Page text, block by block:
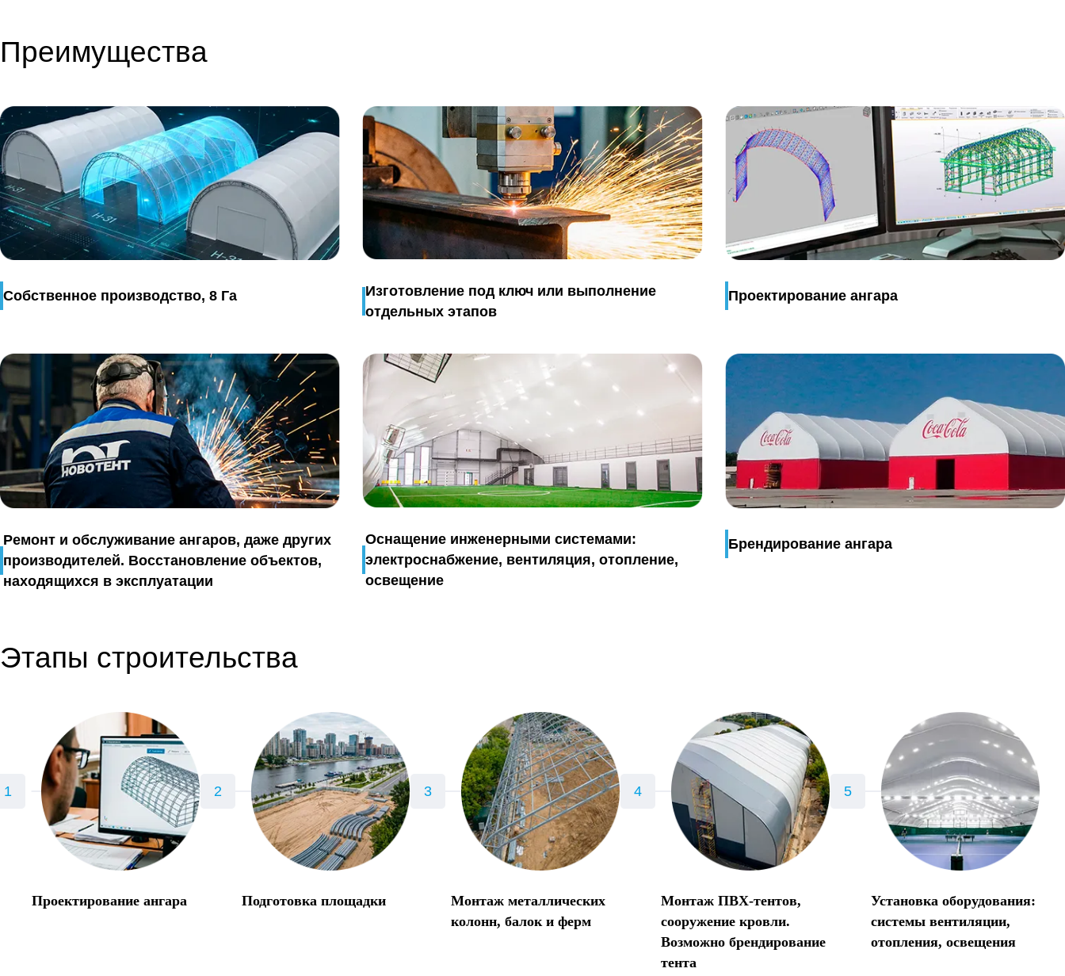
Преимущества
Собственное производство, 8 Га
Изготовление под ключ или выполнение
отдельных этапов
Проектирование ангара
Ремонт и обслуживание ангаров, даже других
производителей. Восстановление объектов,
находящихся в эксплуатации
Оснащение инженерными системами:
электроснабжение, вентиляция, отопление,
освещение
Брендирование ангара
Этапы строительства
Проектирование ангара Подготовка площадки
Монтаж металлических
колонн, балок и ферм
Монтаж ПВХ-тентов,
сооружение кровли.
Возможно брендирование
тента
Установка оборудования:
системы вентиляции,
отопления, освещения